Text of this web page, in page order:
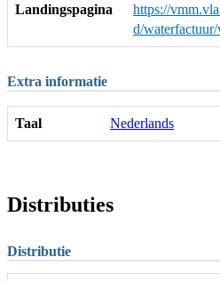
Landingspagina
https://
d/
Extra informatie
Taal Nederlands
Distributies
Distributie